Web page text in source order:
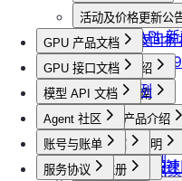
用户推荐
GPU-新功
模型API-
活动及价格更新公
双11夜间
2025国庆
GPU 产品文档
GPU产品介绍
功能概览
已上线卡型
可用区介绍
GPU操作指南
【新人必
镜像选择
创建实例
GPU抢占式实例
GPU抢占
发布社区镜像
如何发布
计费与回收
GPU 接口文档
API接口范例
CLI&Skills
常见错误码
GPU实例
创建GPU
模型 API 文档
模型API产品介绍
模型API服
套餐包使用说明
套餐包快
按量计费说明
Agent 社区
产品介绍
产品介绍
控制台操作
账号与账单
账号注册
服务协议